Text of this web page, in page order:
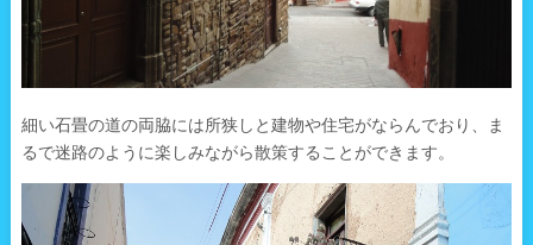
細い石畳の道の両脇には所狭しと建物や住宅がならんでおり、ま
るで迷路のように楽しみながら散策することができます。